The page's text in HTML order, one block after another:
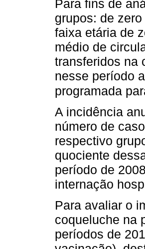
Para fins de
grupos: de
faixa etária de
médio de
transferidos na
nesse período
programada
A incidência
número de
respectivo
quociente
período de
internação
Para avaliar o
coqueluche na
períodos de